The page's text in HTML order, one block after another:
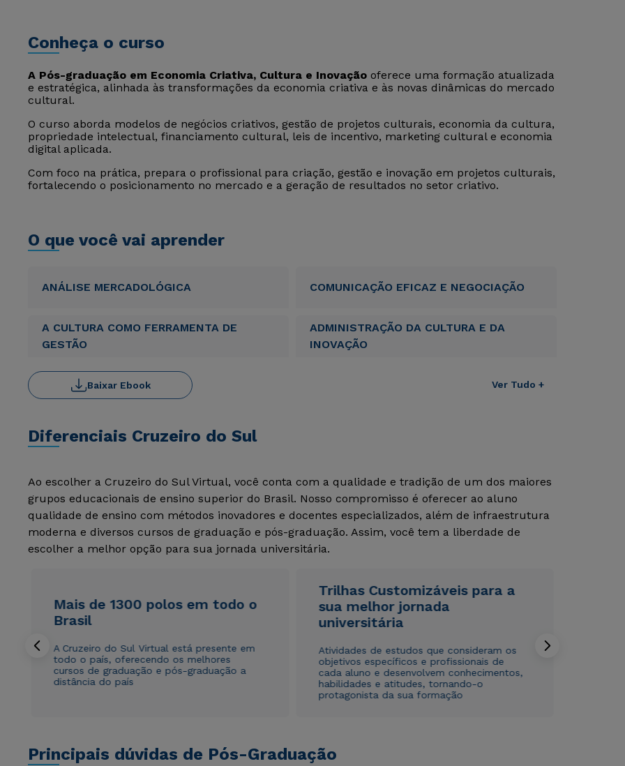
Conheça o curso
A Pós-graduação em Economia Criativa, Cultura e Inovação oferece uma formação atualizada
e estratégica, alinhada às transformações da economia criativa e às novas dinâmicas do mercado
cultural.
O curso aborda modelos de negócios criativos, gestão de projetos culturais, economia da cultura,
propriedade intelectual, financiamento cultural, leis de incentivo, marketing cultural e economia
digital aplicada.
Com foco na prática, prepara o profissional para criação, gestão e inovação em projetos culturais,
fortalecendo o posicionamento no mercado e a geração de resultados no setor criativo.
O que você vai aprender
ANÁLISE MERCADOLÓGICA COMUNICAÇÃO EFICAZ E NEGOCIAÇÃO
A CULTURA COMO FERRAMENTA DE
GESTÃO
ADMINISTRAÇÃO DA CULTURA E DA
INOVAÇÃO
Ver Tudo +
Baixar Ebook
Diferenciais Cruzeiro do Sul
Ao escolher a Cruzeiro do Sul Virtual, você conta com a qualidade e tradição de um dos maiores
grupos educacionais de ensino superior do Brasil. Nosso compromisso é oferecer ao aluno
qualidade de ensino com métodos inovadores e docentes especializados, além de infraestrutura
moderna e diversos cursos de graduação e pós-graduação. Assim, você tem a liberdade de
escolher a melhor opção para sua jornada universitária.
Mais de 1300 polos em todo o
Brasil
A Cruzeiro do Sul Virtual está presente em
todo o país, oferecendo os melhores
cursos de graduação e pós-graduação a
distância do país
Trilhas Customizáveis para a
sua melhor jornada
universitária
Atividades de estudos que consideram os
objetivos específicos e profissionais de
cada aluno e desenvolvem conhecimentos,
habilidades e atitudes, tornando-o
protagonista da sua formação
Principais dúvidas de Pós-Graduação
WhatsApp
ou
Estou de acordo com a Política de Privacidade.
autorizo que meus dados sejam utilizados para o
envio de conteúdos da Cruzeiro do Sul.
WhatsApp
ou
Estou de acordo com a Política de Privacidade.
autorizo que meus dados sejam utilizados para o
envio de conteúdos da Cruzeiro do Sul.